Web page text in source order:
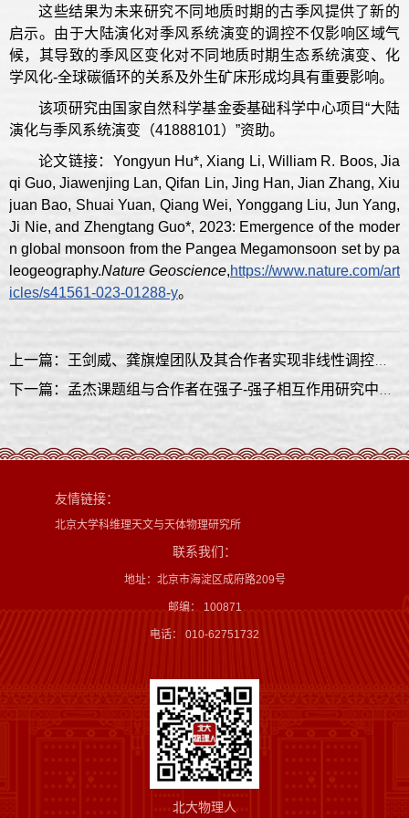
这些结果为未来研究不同地质时期的古季风提供了新的
启示。由于大陆演化对季风系统演变的调控不仅影响区域气
候，其导致的季风区变化对不同地质时期生态系统演变、化
学风化-全球碳循环的关系及外生矿床形成均具有重要影响。
该项研究由国家自然科学基金委基础科学中心项目“大陆
演化与季风系统演变（41888101）”资助。
论文链接：Yongyun Hu*, Xiang Li, William R. Boos, Jia
qi Guo, Jiawenjing Lan, Qifan Lin, Jing Han, Jian Zhang, Xiu
juan Bao, Shuai Yuan, Qiang Wei, Yonggang Liu, Jun Yang,
Ji Nie, and Zhengtang Guo*, 2023: Emergence of the moder
n global monsoon from the Pangea Megamonsoon set by pa
leogeography.Nature Geoscience,https://www.nature.com/art
icles/s41561-023-01288-y。
友情链接：
北京大学科维理天文与天体物理研究所
联系我们：
地址：北京市海淀区成府路209号
邮编： 100871
电话： 010-62751732
北大物理人